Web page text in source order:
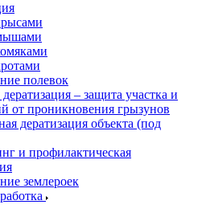
полевок
– защита участка и
от проникновения грызунов
дератизация объекта (под
и профилактическая
землероек